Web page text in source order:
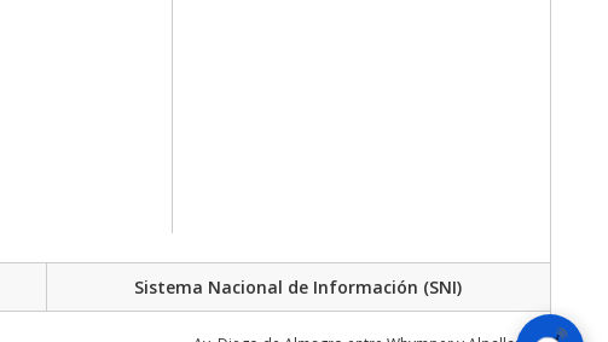
Sistema Nacional de Información (SNI)